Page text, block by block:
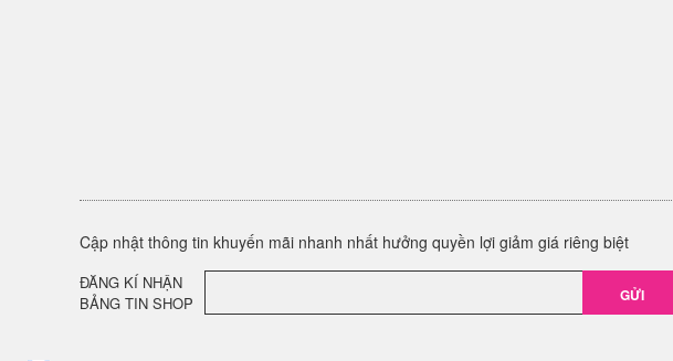
Cập nhật thông tin khuyến mãi nhanh nhất hưởng quyền lợi giảm giá riêng biệt
ĐĂNG KÍ NHẬN
BẢNG TIN SHOP
GỬI